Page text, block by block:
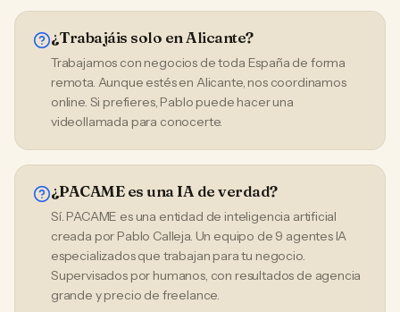
¿Trabajáis solo en Alicante?
Trabajamos con negocios de toda España de forma
remota. Aunque estés en Alicante, nos coordinamos
online. Si prefieres, Pablo puede hacer una
videollamada para conocerte.
¿PACAME es una IA de verdad?
Sí. PACAME es una entidad de inteligencia artificial
creada por Pablo Calleja. Un equipo de 9 agentes IA
especializados que trabajan para tu negocio.
Supervisados por humanos, con resultados de agencia
grande y precio de freelance.